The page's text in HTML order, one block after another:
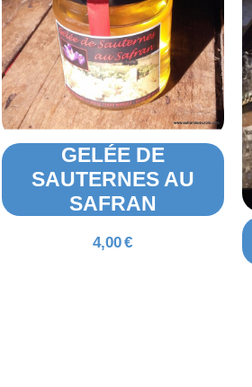
GELÉE DE
SAUTERNES AU
SAFRAN
4,00€